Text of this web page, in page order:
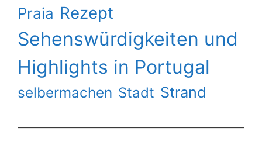
Praia Rezept
Sehenswürdigkeiten und
Highlights in Portugal
selbermachen Stadt Strand